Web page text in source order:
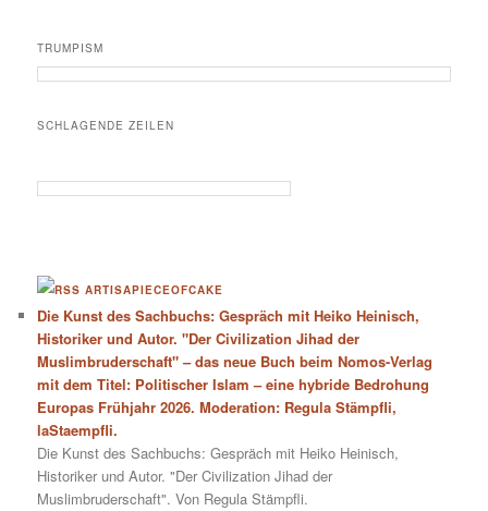
TRUMPISM
SCHLAGENDE ZEILEN
ARTISAPIECEOFCAKE
Die Kunst des Sachbuchs: Gespräch mit Heiko Heinisch,
Historiker und Autor. "Der Civilization Jihad der
Muslimbruderschaft" – das neue Buch beim Nomos-Verlag
mit dem Titel: Politischer Islam – eine hybride Bedrohung
Europas Frühjahr 2026. Moderation: Regula Stämpfli,
laStaempfli.
Die Kunst des Sachbuchs: Gespräch mit Heiko Heinisch,
Historiker und Autor. "Der Civilization Jihad der
Muslimbruderschaft". Von Regula Stämpfli.